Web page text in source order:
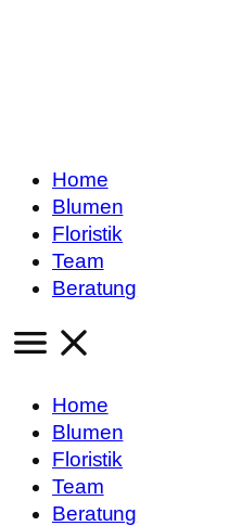
Home
Blumen
Floristik
Team
Beratung
Home
Blumen
Floristik
Team
Beratung